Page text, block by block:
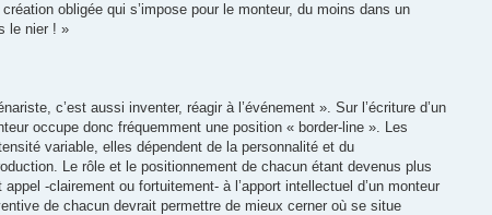
obligée qui s’impose pour le monteur, du moins dans un
le nier ! »
c’est aussi inventer, réagir à l’événement ». Sur l’écriture d’un
occupe donc fréquemment une position « border-line ». Les
variable, elles dépendent de la personnalité et du
Le rôle et le positionnement de chacun étant devenus plus
-clairement ou fortuitement- à l’apport intellectuel d’un monteur
de chacun devrait permettre de mieux cerner où se situe